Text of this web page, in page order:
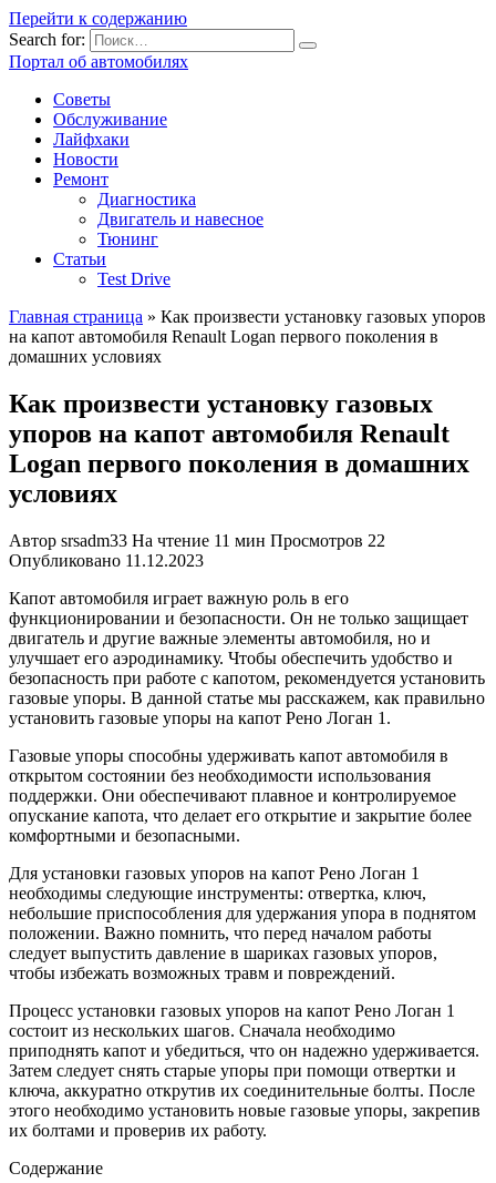
Перейти к содержанию
Search for:
Портал об автомобилях
Советы
Обслуживание
Лайфхаки
Новости
Ремонт
Диагностика
Двигатель и навесное
Тюнинг
Статьи
Test Drive
Главная страница » Как произвести установку газовых упоров
на капот автомобиля Renault Logan первого поколения в
домашних условиях
Как произвести установку газовых
упоров на капот автомобиля Renault
Logan первого поколения в домашних
условиях
Автор srsadm33 На чтение 11 мин Просмотров 22
Опубликовано 11.12.2023
Капот автомобиля играет важную роль в его
функционировании и безопасности. Он не только защищает
двигатель и другие важные элементы автомобиля, но и
улучшает его аэродинамику. Чтобы обеспечить удобство и
безопасность при работе с капотом, рекомендуется установить
газовые упоры. В данной статье мы расскажем, как правильно
установить газовые упоры на капот Рено Логан 1.
Газовые упоры способны удерживать капот автомобиля в
открытом состоянии без необходимости использования
поддержки. Они обеспечивают плавное и контролируемое
опускание капота, что делает его открытие и закрытие более
комфортными и безопасными.
Для установки газовых упоров на капот Рено Логан 1
необходимы следующие инструменты: отвертка, ключ,
небольшие приспособления для удержания упора в поднятом
положении. Важно помнить, что перед началом работы
следует выпустить давление в шариках газовых упоров,
чтобы избежать возможных травм и повреждений.
Процесс установки газовых упоров на капот Рено Логан 1
состоит из нескольких шагов. Сначала необходимо
приподнять капот и убедиться, что он надежно удерживается.
Затем следует снять старые упоры при помощи отвертки и
ключа, аккуратно открутив их соединительные болты. После
этого необходимо установить новые газовые упоры, закрепив
их болтами и проверив их работу.
Содержание